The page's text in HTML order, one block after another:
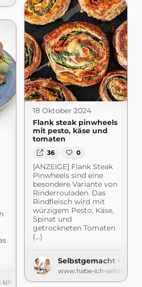
18 Oktober 2024
Flank steak pinwheels
mit pesto, käse und
tomaten
36 0
[ANZEIGE] Flank Steak
Pinwheels sind eine
besondere Variante von
Rinderrouladen. Das
Rindfleisch wird mit
würzigem Pesto, Käse,
Spinat und
getrockneten Tomaten
(...)
Selbstgemacht - Der
www.habe-ich-
und mehr